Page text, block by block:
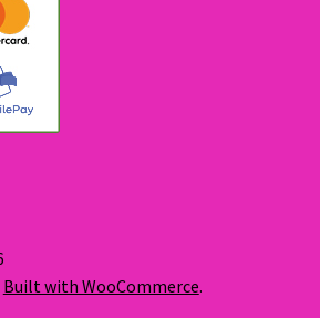
Built with WooCommerce.